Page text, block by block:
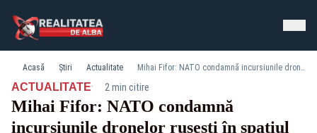
Acasă Știri Actualitate Mihai Fifor: NATO condamnă incursiunile dronelor rusești în spațiul aerian al României
ACTUALITATE· 2 min citire
Mihai Fifor: NATO condamnă
incursiunile dronelor rusești în spațiul